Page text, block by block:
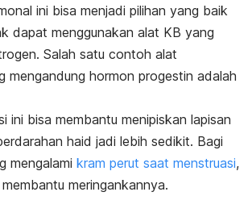
ini bisa menjadi pilihan yang baik
dapat menggunakan alat KB yang
Salah satu contoh alat
mengandung hormon progestin adalah
ini bisa membantu menipiskan lapisan
haid jadi lebih sedikit. Bagi
mengalami kram perut saat menstruasi,
meringankannya.